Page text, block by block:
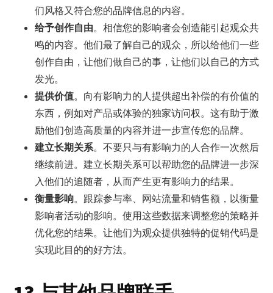
们风格又符合您的品牌信息的内容。
给予创作自由。相信您的影响者会创造能引起观众共
鸣的内容。他们最了解自己的观众，所以给他们一些
创作自由，让他们做自己的事，让他们以自己的方式
发光。
提供价值。向有影响力的人提供超出补偿的有价值的
东西，例如对产品或体验的独家访问权。这有助于激
励他们创造高质量的内容并进一步宣传您的品牌。
建立长期关系。不要只与有影响力的人合作一次然后
继续前进。建立长期关系可以帮助您的品牌进一步深
入他们的追随者，从而产生更有影响力的结果。
衡量影响。跟踪参与率、网站流量和销售额，以衡量
影响者活动的影响。使用这些数据来调整您的策略并
优化您的结果。让他们为观众提供独特的促销代码是
实现此目的的好方法。